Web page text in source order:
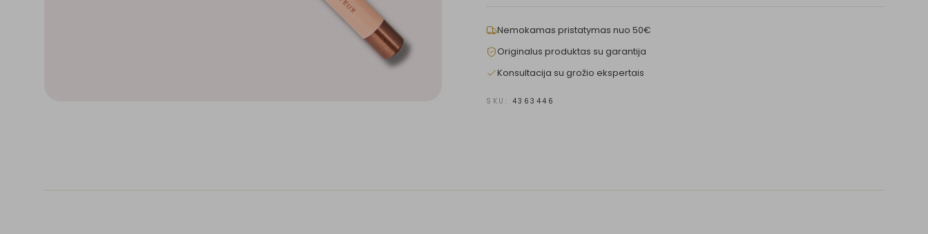
Nemokamas pristatymas nuo 50€
Originalus produktas su garantija
Konsultacija su grožio ekspertais
SKU: 4363446